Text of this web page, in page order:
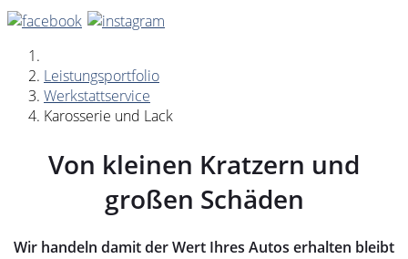
Leistungsportfolio
Werkstattservice
Karosserie und Lack
Von kleinen Kratzern und
großen Schäden
Wir handeln damit der Wert Ihres Autos erhalten bleibt